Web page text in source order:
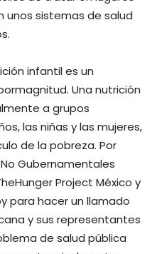
unos sistemas de salud
infantil es un
Una nutrición
a grupos
las niñas y las mujeres,
de la pobreza. Por
Gubernamentales
Project México y
para hacer un llamado
y sus representantes
de salud pública